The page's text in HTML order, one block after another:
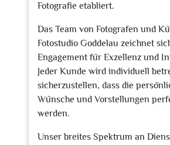
Fotografie etabliert.
Das Team von Fotografen und
Fotostudio Goddelau zeichnet
Engagement für Exzellenz und
Jeder Kunde wird individuell
sicherzustellen, dass die
Wünsche und Vorstellungen
werden.
Unser breites Spektrum an